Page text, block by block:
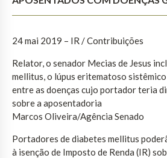
24 mai 2019 – IR / Contribuições
Relator, o senador Mecias de Jesus
mellitus, o lúpus eritematoso
entre as doenças cujo portador teria
sobre a aposentadoria
Marcos Oliveira/Agência Senado
Portadores de diabetes mellitus
à isenção de Imposto de Renda (IR)